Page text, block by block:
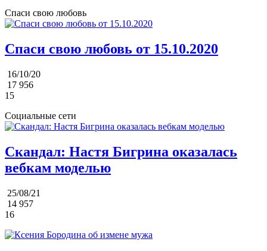
Спаси свою любовь
Спаси свою любовь от 15.10.2020
16/10/20
17 956
15
Социальные сети
Скандал: Настя Бигрина оказалась
вебкам моделью
25/08/21
14 957
16